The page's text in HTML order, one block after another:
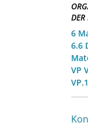
6
6.6
VP